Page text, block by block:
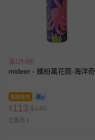
滿1件9折
mideer - 繽紛萬花筒-海洋
即將售完
$113 $140
已售出 1